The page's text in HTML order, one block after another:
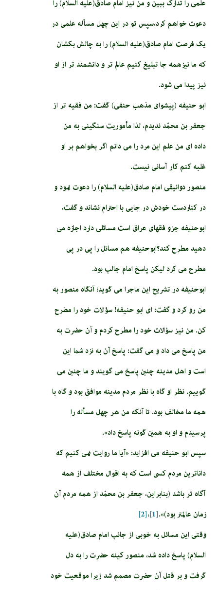
علمی را تدارک ببین و من نیز امام صادق(علیه السلام) را
دعوت خواهم کرد،سپس تو در این چهل مسأله علمی در
یک فرصت امام صادق(علیه السلام) را به چالش بکشان
که ما نیزهمه جا تبلیغ کنیم عالم تر و دانشمند تر از او
نیز پیدا می شود.
ابو حنيفه (پيشواى مذهب حنفى) گفت: من فقيه‏ تر از
جعفر بن محمّد نديدم، لذا مأموریت سنگینی به من
داده ای من علم این مرد را می دانم اگر بخواهم بر او
غلبه کنم کار آسانی نیست.
منصور دوانیقی امام صادق(علیه السلام) را دعوت نمود و
در کناردست خودش در جایی با احترام نشاند و گفت،
ابوحنیفه جزو فقهای عراق است مسائلی دارد اجازه می
دهید مطرح کند؟ابوحنیفه هم مسائل را پی در پی
مطرح می کرد لیکن پاسخ امام جالب بود.
ابوحنیفه در تشریح این ماجرا می گوید؛ آنگاه منصور به
من رو كرد و گفت: اى ابو حنيفه! سؤالات خود را مطرح
كن. من نيز سؤالات خود را مطرح كردم و آن حضرت به
من پاسخ مى‏ داد و مى‏ گفت: پاسخ آن به نزد شما اين
است و اهل مدينه چنين پاسخ مى‏ گويند و ما چنين مى‏
گوييم. نظر او گاه با نظر مردم مدينه موافق بود و گاه با
همه ما مخالف بود. تا آنكه من هر چهل مسأله را
پرسيدم و او به همين گونه پاسخ داد».
سپس ابو حنيفه مى‏ افزايد: «آيا ما روايت نمى‏ كنيم كه
داناترين مردم كسى است كه به اقوال مختلف از همه
آگاه‏ تر باشد (بنابراين، جعفر بن محمّد از همه مردم آن
زمان عالم‏تر بود)».[1] ،[2]
وقتی این مسائل به خوبی از جانب امام صادق(علیه
السلام) پاسخ داده شد، منصور کینه حضرت را به دل
گرفت و بر قتل آن حضرت مصمم شد زیرا موقعیت خود